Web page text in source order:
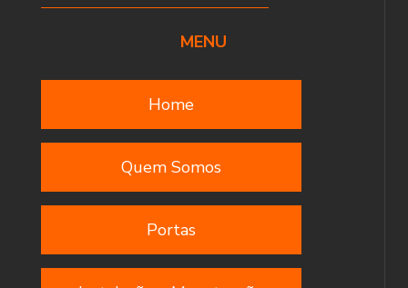
MENU
Home
Quem Somos
Portas